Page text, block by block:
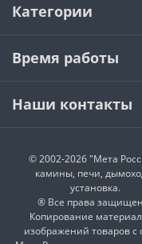
Категории
Время работы
Наши контакты
© 2002-2026 "Мета
камины, печи,
установка.
® Все права
Копирование
изображений товаров с